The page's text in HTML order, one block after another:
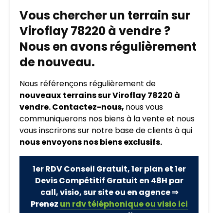
Vous chercher un terrain sur
Viroflay 78220 à vendre ?
Nous en avons régulièrement
de nouveau.
Nous référençons régulièrement de
nouveaux terrains sur Viroflay 78220 à
vendre. Contactez-nous, nous vous
communiquerons nos biens à la vente et nous
vous inscrirons sur notre base de clients à qui
nous envoyons nos biens exclusifs.
1er RDV Conseil Gratuit, 1er plan et 1er
Devis Compétitif Gratuit en 48H par
call, visio, sur site ou en agence ⇒
Prenez un rdv téléphonique ou visio ici